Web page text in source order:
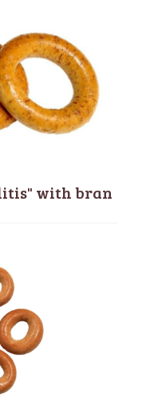
with bran